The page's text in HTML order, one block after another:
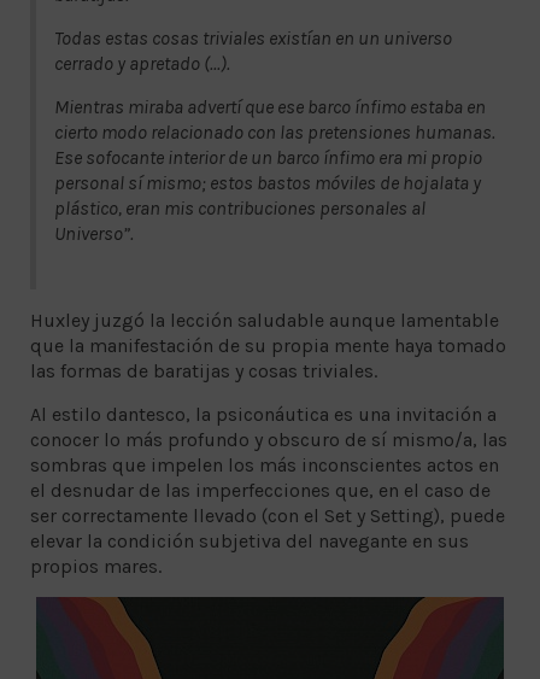
Todas estas cosas triviales existían en un universo
cerrado y apretado (...).
Mientras miraba advertí que ese barco ínfimo estaba en
cierto modo relacionado con las pretensiones humanas.
Ese sofocante interior de un barco ínfimo era mi propio
personal sí mismo; estos bastos móviles de hojalata y
plástico, eran mis contribuciones personales al
Universo”.
Huxley juzgó la lección saludable aunque lamentable
que la manifestación de su propia mente haya tomado
las formas de baratijas y cosas triviales.
Al estilo dantesco, la psiconáutica es una invitación a
conocer lo más profundo y obscuro de sí mismo/a, las
sombras que impelen los más inconscientes actos en
el desnudar de las imperfecciones que, en el caso de
ser correctamente llevado (con el Set y Setting), puede
elevar la condición subjetiva del navegante en sus
propios mares.